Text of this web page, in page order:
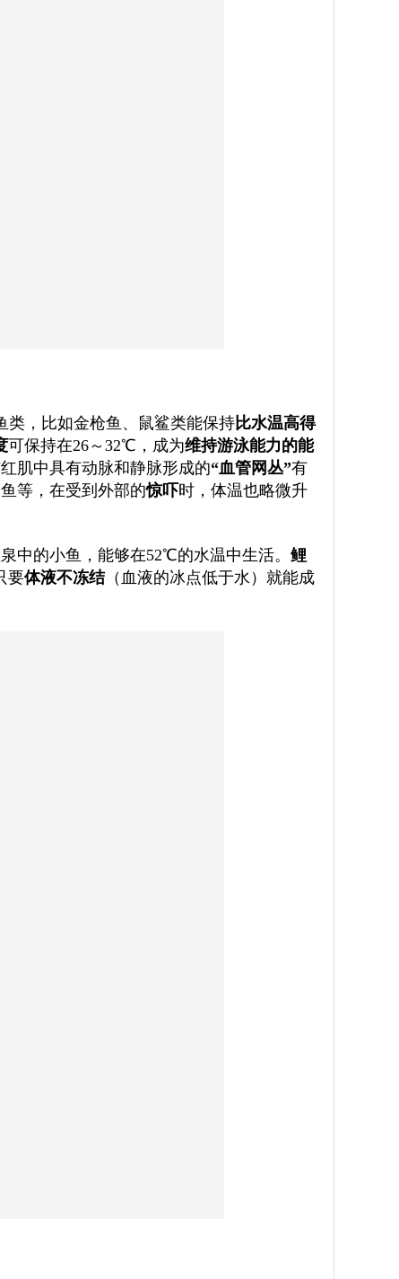
，比如金枪鱼、鼠鲨类能保持比水温高得
可保持在26～32℃，成为维持游泳能力的能
肌中具有动脉和静脉形成的“血管网丛”有
等，在受到外部的惊吓时，体温也略微升
中的小鱼，能够在52℃的水温中生活。 鲤
要体液不冻结（血液的冰点低于水）就能成